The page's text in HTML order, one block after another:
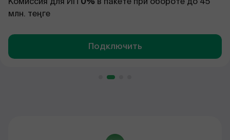
млн. теңге
Подключить